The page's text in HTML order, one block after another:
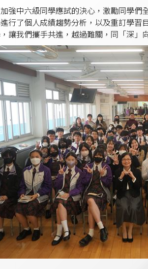
強中六級同學應試的決心，激勵同學們
行了個人成績趨勢分析，以及重訂學習
讓我們攜手共進，越過難關，同「深」